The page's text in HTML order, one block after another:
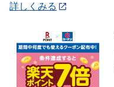
詳しくみる